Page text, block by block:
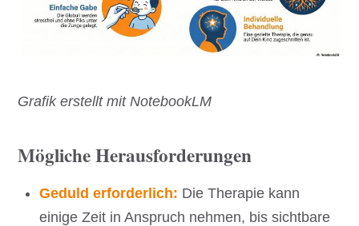
Grafik erstellt mit NotebookLM
Mögliche Herausforderungen
Geduld erforderlich: Die Therapie kann
einige Zeit in Anspruch nehmen, bis sichtbare